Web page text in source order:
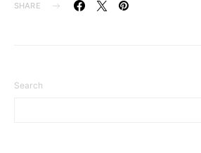
SHARE
Search